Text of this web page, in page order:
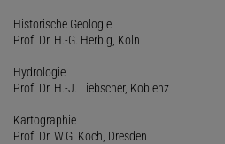
Historische Geologie
Prof. Dr. H.-G. Herbig, Köln
Hydrologie
Prof. Dr. H.-J. Liebscher, Koblenz
Kartographie
Prof. Dr. W.G. Koch, Dresden